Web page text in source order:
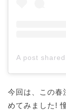
今回は、この春
めてみました!